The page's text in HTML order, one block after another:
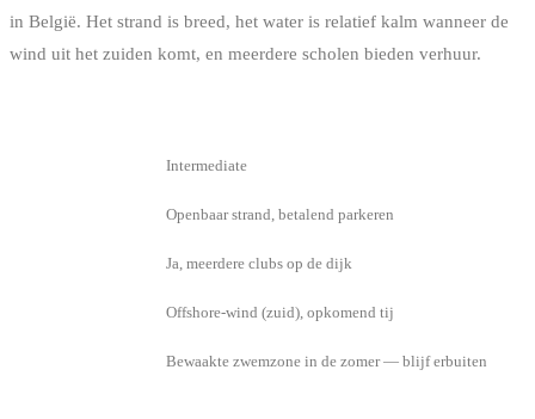
in België. Het strand is breed, het water is relatief kalm wanneer de
wind uit het zuiden komt, en meerdere scholen bieden verhuur.
Intermediate
Openbaar strand, betalend parkeren
Ja, meerdere clubs op de dijk
Offshore-wind (zuid), opkomend tij
Bewaakte zwemzone in de zomer — blijf erbuiten